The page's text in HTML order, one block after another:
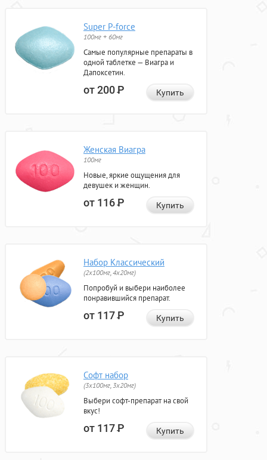
Super P-force
100мг + 60мг
Самые популярные препараты в
одной таблетке — Виагра и
Дапоксетин.
от 200Р Купить
Женская Виагра
100мг
Новые, яркие ощущения для
девушек и женщин.
от 116Р Купить
Набор Классический
(2x100мг, 4x20мг)
Попробуй и выбери наиболее
понравившийся препарат.
от 117Р Купить
Софт набор
(3x100мг, 3x20мг)
Выбери софт-препарат на свой
вкус!
от 117Р Купить